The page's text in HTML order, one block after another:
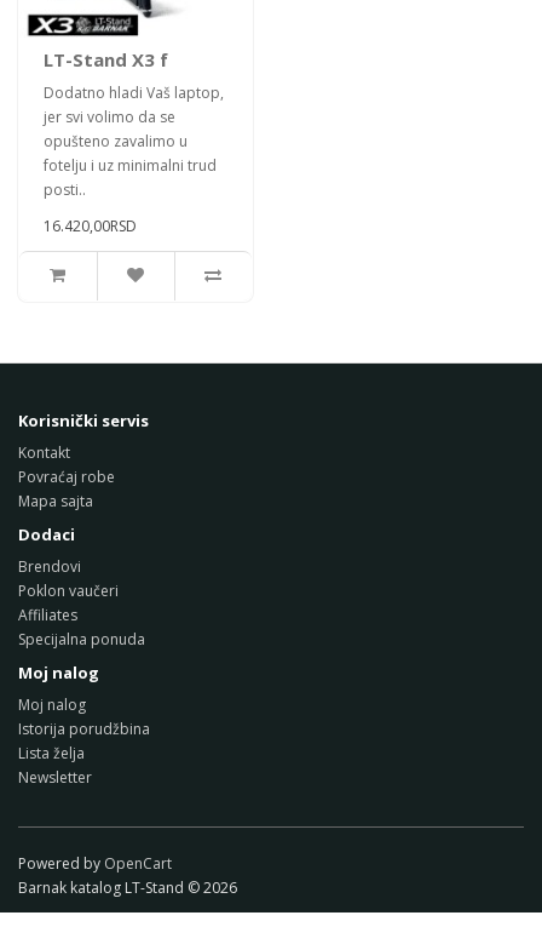
LT-Stand X3 f
Dodatno hladi Vaš laptop,
jer svi volimo da se
opušteno zavalimo u
fotelju i uz minimalni trud
posti..
16.420,00RSD
Korisnički servis
Kontakt
Povraćaj robe
Mapa sajta
Dodaci
Brendovi
Poklon vaučeri
Affiliates
Specijalna ponuda
Moj nalog
Moj nalog
Istorija porudžbina
Lista želja
Newsletter
Powered by OpenCart
Barnak katalog LT-Stand © 2026